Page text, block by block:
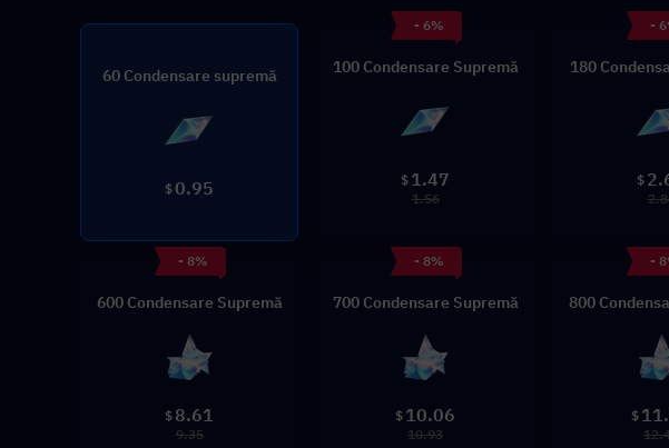
60 Condensare supremă
$0.95
- 6%
100 Condensare Supremă
$ 1.47
1.56
-
180
$
- 8%
600 Condensare Supremă
$ 8.61
9.35
- 8%
700 Condensare Supremă
$ 10.06
10.93
-
800
$